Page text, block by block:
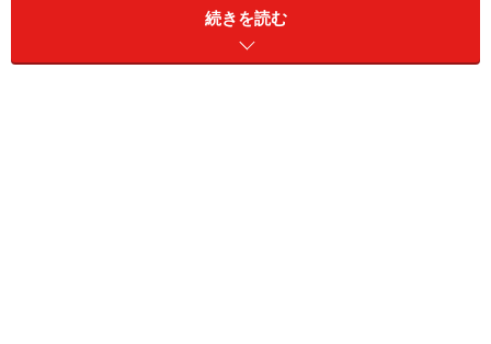
すぐに自分の目標が出てきた人。声に出してみてどうで
したか？ 自分にしっくりきているかどうか、味わって
続きを読む